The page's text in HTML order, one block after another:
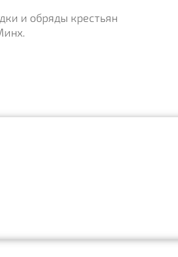
и обряды крестьян